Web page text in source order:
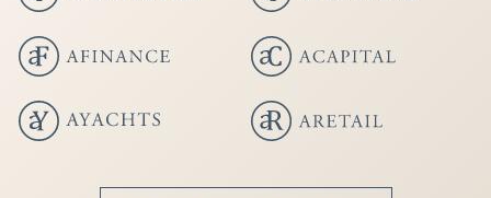
Acceptar totes